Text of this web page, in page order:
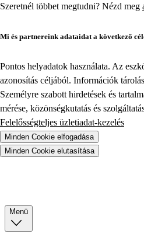
Szeretnél többet megtudni? Nézd meg
Mi és partnereink adataidat a következő
Pontos helyadatok használata. Az
azonosítás céljából. Információk
Személyre szabott hirdetések és
mérése, közönségkutatás és
Felelősségteljes üzletiadat-kezelés
Minden Cookie elfogadása
Minden Cookie elutasítása
Menü